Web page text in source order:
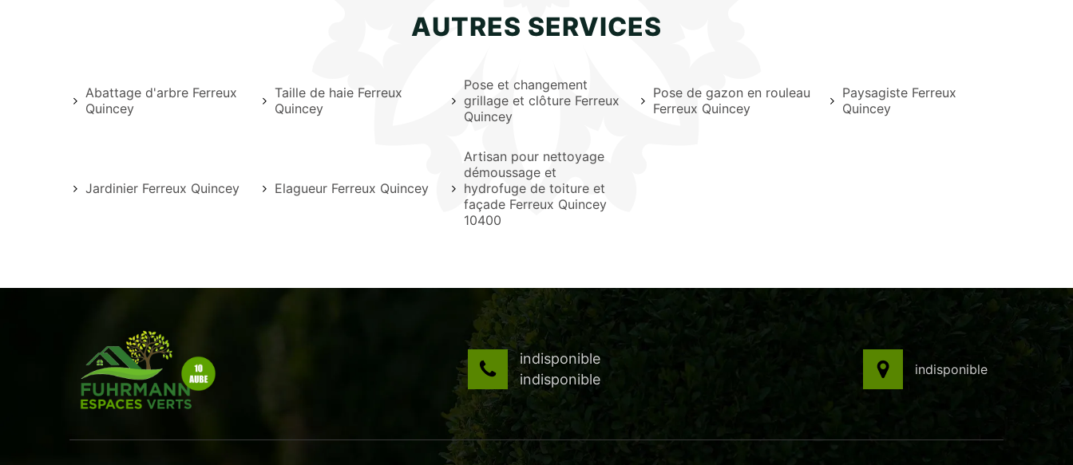
AUTRES SERVICES
Abattage d'arbre Ferreux
Quincey
Taille de haie Ferreux
Quincey
Pose et changement
grillage et clôture Ferreux
Quincey
Pose de gazon en rouleau
Ferreux Quincey
Paysagiste Ferreux
Quincey
Jardinier Ferreux Quincey Elagueur Ferreux Quincey
Artisan pour nettoyage
démoussage et
hydrofuge de toiture et
façade Ferreux Quincey
10400
indisponible
indisponible
indisponible